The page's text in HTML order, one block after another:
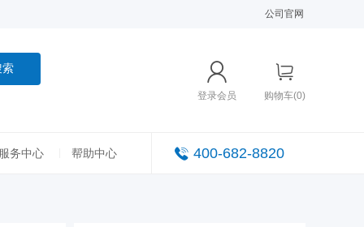
公司官网
索
登录会员 购物车(0)
务中心 帮助中心 400-682-8820